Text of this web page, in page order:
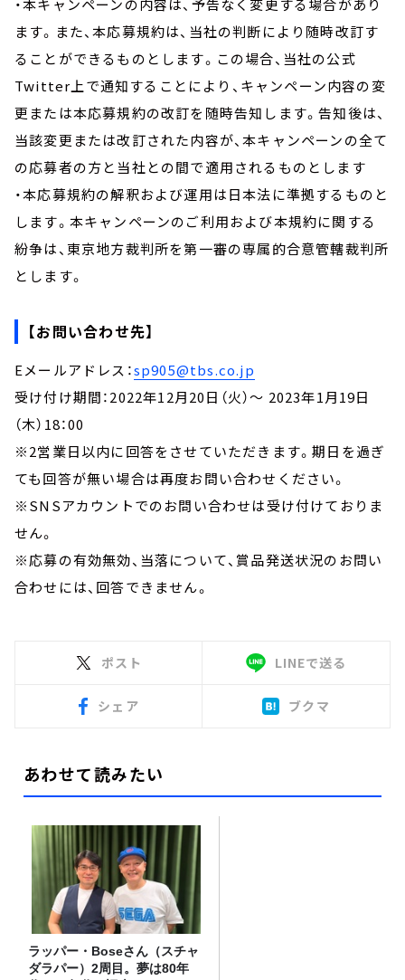
・本キャンペーンの内容は、予告なく変更する場合があり
ます。また、本応募規約は、当社の判断により随時改訂す
ることができるものとします。この場合、当社の公式
Twitter上で通知することにより、キャンペーン内容の変
更または本応募規約の改訂を随時告知します。告知後は、
当該変更または改訂された内容が、本キャンペーンの全て
の応募者の方と当社との間で適用されるものとします
・本応募規約の解釈および運用は日本法に準拠するものと
します。本キャンペーンのご利用および本規約に関する
紛争は、東京地方裁判所を第一審の専属的合意管轄裁判所
とします。
【お問い合わせ先】
Eメールアドレス：sp905@tbs.co.jp
受け付け期間：2022年12月20日（火）～ 2023年1月19日
（木）18：00
※2営業日以内に回答をさせていただきます。期日を過ぎ
ても回答が無い場合は再度お問い合わせください。
※SNSアカウントでのお問い合わせは受け付けておりま
せん。
※応募の有効無効、当落について、賞品発送状況のお問い
合わせには、回答できません。
ポスト LINEで送る
シェア ブクマ
あわせて読みたい
ラッパー・Boseさん（スチャ
ダラパー）2周目。夢は80年